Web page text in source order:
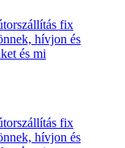
fix
hívjon és
és mi
fix
hívjon és